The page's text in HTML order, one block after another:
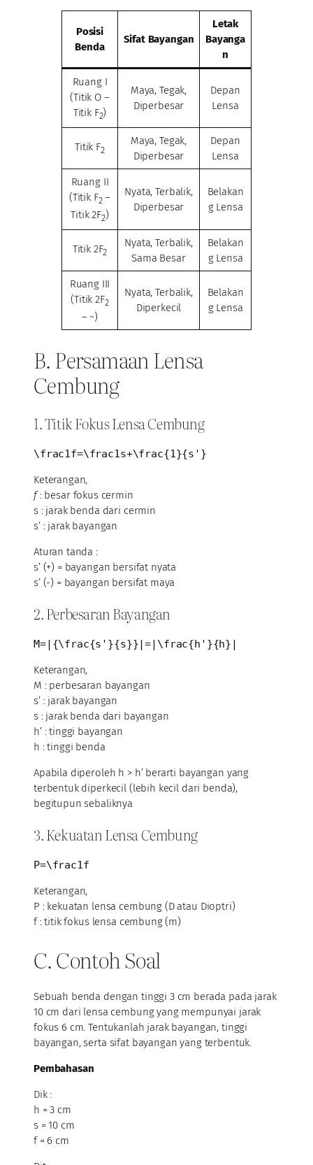
Posisi
Benda
Sifat Bayangan
Letak
Bayanga
n
Ruang I
(Titik O –
Titik F2)
Maya, Tegak,
Diperbesar
Depan
Lensa
Titik F2
Maya, Tegak,
Diperbesar
Depan
Lensa
Ruang II
(Titik F2–
Titik 2F2)
Nyata, Terbalik,
Diperbesar
Belakan
g Lensa
Titik 2F2
Nyata, Terbalik,
Sama Besar
Belakan
g Lensa
Ruang III
(Titik 2F2
– ~)
Nyata, Terbalik,
Diperkecil
Belakan
g Lensa
B. Persamaan Lensa
Cembung
1. Titik Fokus Lensa Cembung
\frac1f=\frac1s+\frac{1}{s'}
Keterangan,
f: besar fokus cermin
s : jarak benda dari cermin
s’ : jarak bayangan
Aturan tanda :
s’ (+) = bayangan bersifat nyata
s’ (-) = bayangan bersifat maya
2. Perbesaran Bayangan
M=|{\frac{s'}{s}}|=|\frac{h'}{h}|
Keterangan,
M : perbesaran bayangan
s’ : jarak bayangan
s : jarak benda dari bayangan
h’ : tinggi bayangan
h : tinggi benda
Apabila diperoleh h > h’ berarti bayangan yang
terbentuk diperkecil (lebih kecil dari benda),
begitupun sebaliknya
3. Kekuatan Lensa Cembung
P=\frac1f
Keterangan,
P : kekuatan lensa cembung (D atau Dioptri)
f : titik fokus lensa cembung (m)
C. Contoh Soal
Sebuah benda dengan tinggi 3 cm berada pada jarak
10 cm dari lensa cembung yang mempunyai jarak
fokus 6 cm. Tentukanlah jarak bayangan, tinggi
bayangan, serta sifat bayangan yang terbentuk.
Pembahasan
Dik :
h = 3 cm
s = 10 cm
f = 6 cm